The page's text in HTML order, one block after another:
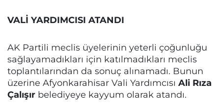
VALİ YARDIMCISI ATANDI
AK Partili meclis üyelerinin yeterli çoğunluğu
sağlayamadıkları için katılmadıkları meclis
toplantılarından da sonuç alınamadı. Bunun
üzerine Afyonkarahisar Vali Yardımcısı Ali Rıza
Çalışır belediyeye kayyum olarak atandı.